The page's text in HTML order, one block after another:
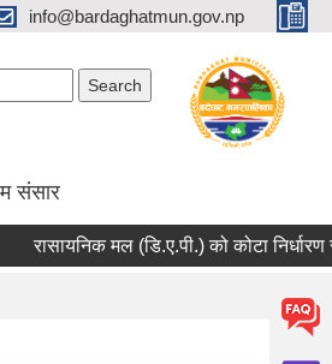
info@bardaghatmun.gov.np
संसार
रासायनिक मल (डि.ए.पी.) को कोटा निर्धारण